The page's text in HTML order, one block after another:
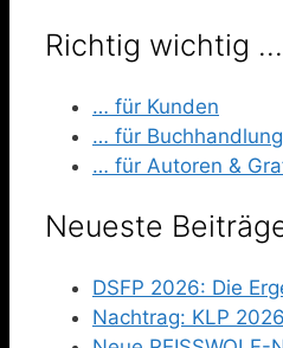
Richtig wichtig …
… für Kunden
… für
… für Autoren &
Neueste
DSFP 2026: Die
Nachtrag: KLP 2026